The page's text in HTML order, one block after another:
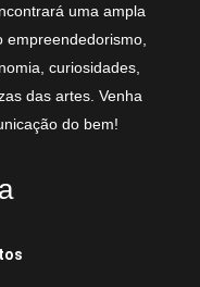
uma ampla
curiosidades,
das artes. Venha
do bem!